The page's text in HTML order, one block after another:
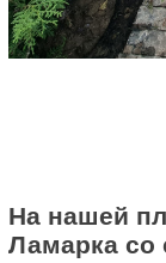
На нашей
Ламарка со